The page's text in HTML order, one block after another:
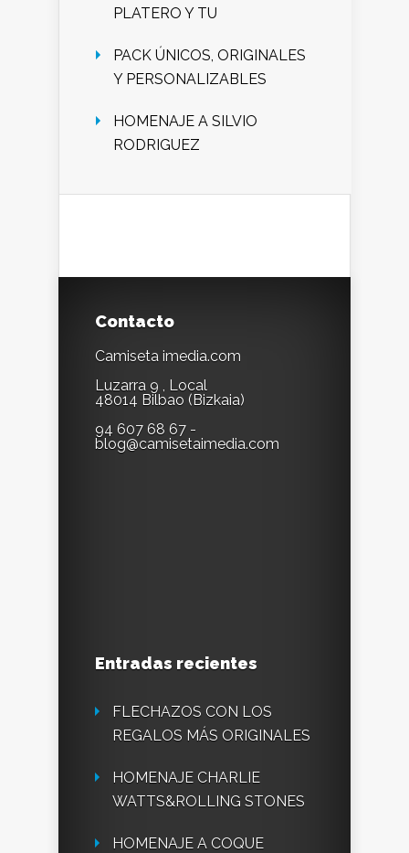
PLATERO Y TU
PACK ÚNICOS, ORIGINALES
Y PERSONALIZABLES
HOMENAJE A SILVIO
RODRIGUEZ
Contacto
Camiseta imedia.com
Luzarra 9 , Local
48014 Bilbao (Bizkaia)
94 607 68 67 -
blog@camisetaimedia.com
Entradas recientes
FLECHAZOS CON LOS
REGALOS MÁS ORIGINALES
HOMENAJE CHARLIE
WATTS&ROLLING STONES
HOMENAJE A COQUE